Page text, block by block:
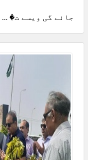
جائے گی ویسے ت� ...